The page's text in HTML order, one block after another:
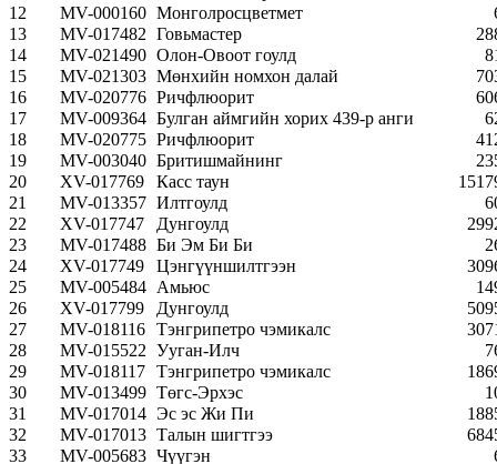
12
MV-000160 Монголросцветмет
13
MV-017482 Говьмастер
14
MV-021490 Олон-Овоот гоулд
15
MV-021303 Мөнхийн номхон далай
16
MV-020776 Ричфлюорит
17
MV-009364 Булган аймгийн хорих 439-р анги
18
MV-020775 Ричфлюорит
19
MV-003040 Бритишмайнинг
20
XV-017769 Касс таун
21
MV-013357 Илтгоулд
22
XV-017747 Дунгоулд
23
MV-017488 Би Эм Би Би
24
XV-017749 Цэнгүүншилтгээн
25
MV-005484 Амьюс
26
XV-017799 Дунгоулд
27
MV-018116 Тэнгрипетро чэмикалс
28
MV-015522 Ууган-Илч
29
MV-018117 Тэнгрипетро чэмикалс
30
MV-013499 Төгс-Эрхэс
31
MV-017014 Эс эс Жи Пи
32
MV-017013 Талын шигтгээ
33
MV-005683 Чүүгэн